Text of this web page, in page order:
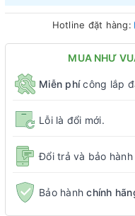
Hotline đặt hàng:
MUA NHƯ
Miễn phícông lắp
Lỗi là đổi mới.
Đổi trả và bảo
Bảo hànhchính